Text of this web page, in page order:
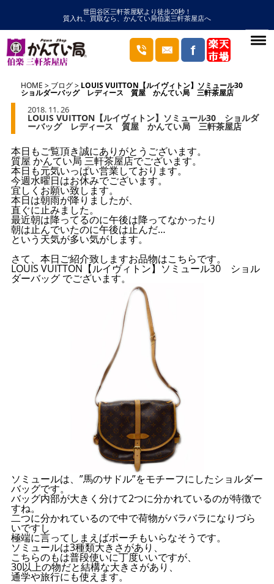
世田谷区三軒茶屋駅より徒歩20秒！
質入れ、買取なら、かんてい局伯楽三軒茶屋店へ
HOME ブログ LOUIS VUITTON【ルイヴィトン】ソミュール30
ショルダーバッグ レディース 質屋 かんてい局 三軒茶屋店
2018. 11. 26
LOUIS VUITTON【ルイヴィトン】ソミュール30 ショルダ
ーバッグ レディース 質屋 かんてい局 三軒茶屋店
本日もご覧頂き誠にありがとうございます。
質屋 かんてい局 三軒茶屋店でございます。
本日も元気いっぱい営業しております。
今週水曜日はお休みでございます。
宜しくお願い致します。
本日は朝雨が降りましたが、
直ぐに止みました。
最近朝は降ってるのに午後は降ってなかったり
朝は止んでいたのに午後は止んだ…
という天気が多い気がします。
さて、本日ご紹介致しますお品物はこちらです。
LOUIS VUITTON【ルイヴィトン】ソミュール30 ショル
ダーバッグ でございます。
ソミュールは、”馬のサドル”をモチーフにしたショルダー
バッグです。
バッグ内部が大きく分けて2つに分かれているのが特徴で
すね。
二つに分かれているので中で荷物がバラバラになりづら
いですし
極端に言ってしまえばポーチもいらなそうです。
ソミュールは3種類大きさがあり、
こちらのもは普段使いに丁度いいですが、
30以上の物だと結構な大きさがあり、
通学や旅行にも使えます。